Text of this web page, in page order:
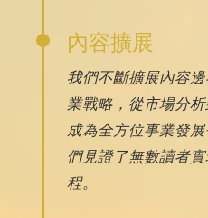
內容擴展
我們不斷擴展內容
業戰略，從市場分
成為全方位事業發
們見證了無數讀者
程。